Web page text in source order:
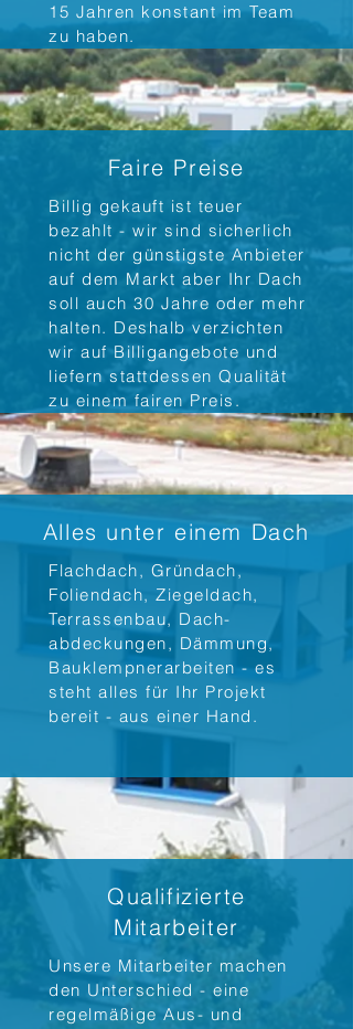
15 Jahren konstant im Team
zu haben.
Faire Preise
Billig gekauft ist teuer
bezahlt - wir sind sicherlich
nicht der günstigste Anbieter
auf dem Markt aber Ihr Dach
soll auch 30 Jahre oder mehr
halten. Deshalb verzichten
wir auf Billigangebote und
liefern stattdessen Qualität
zu einem fairen Preis.
Alles unter einem Dach
Flachdach, Gründach,
Foliendach, Ziegeldach,
Terrassenbau, Dach-
abdeckungen, Dämmung,
Bauklempnerarbeiten - es
steht alles für Ihr Projekt
bereit - aus einer Hand.
Qualifizierte
Mitarbeiter
Unsere Mitarbeiter machen
den Unterschied - eine
regelmäßige Aus- und